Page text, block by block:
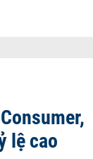
lệ cao